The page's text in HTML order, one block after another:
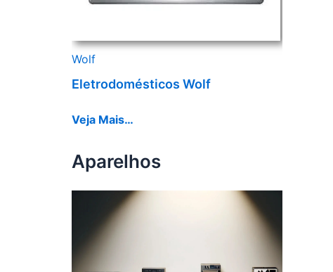
Wolf
Eletrodomésticos Wolf
Veja Mais…
Aparelhos